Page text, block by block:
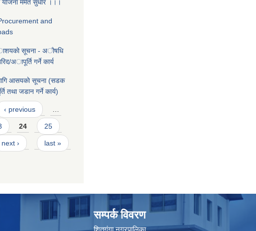
याेजना मर्मत सुधार ।।।
and
सूचना - अाैषधि
अापूर्ति गर्ने कार्य
आसयकाे सूचना (सडक
तथा जडान गर्ने कार्य)
‹ previous
24 25
next › last »
सम्पर्क विवरण
शितगंगा नगरपालिका